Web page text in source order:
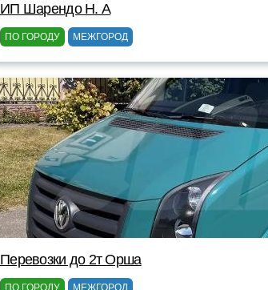
ИП Шарендо Н. А
ПО ГОРОДУ МЕЖГОРОД
Перевозки до 2т Орша
ПО ГОРОДУ МЕЖГОРОД